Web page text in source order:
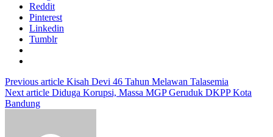
Reddit
Pinterest
Linkedin
Tumblr
Previous article Kisah Devi 46 Tahun Melawan Talasemia
Next article Diduga Korupsi, Massa MGP Geruduk DKPP Kota
Bandung